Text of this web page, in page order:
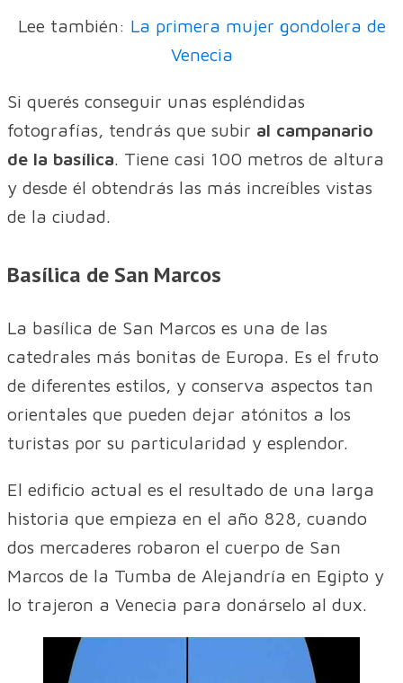
Lee también: La primera mujer gondolera de
Venecia
Si querés conseguir unas espléndidas
fotografías, tendrás que subir al campanario
de la basílica. Tiene casi 100 metros de altura
y desde él obtendrás las más increíbles vistas
de la ciudad.
Basílica de San Marcos
La basílica de San Marcos es una de las
catedrales más bonitas de Europa. Es el fruto
de diferentes estilos, y conserva aspectos tan
orientales que pueden dejar atónitos a los
turistas por su particularidad y esplendor.
El edificio actual es el resultado de una larga
historia que empieza en el año 828, cuando
dos mercaderes robaron el cuerpo de San
Marcos de la Tumba de Alejandría en Egipto y
lo trajeron a Venecia para donárselo al dux.